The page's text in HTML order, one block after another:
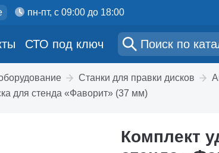
пн-пт, с 09:00 до 18:00
СТО под ключ
Станки для правки дисков
для стенда «Фаворит» (37 мм)
Комплект